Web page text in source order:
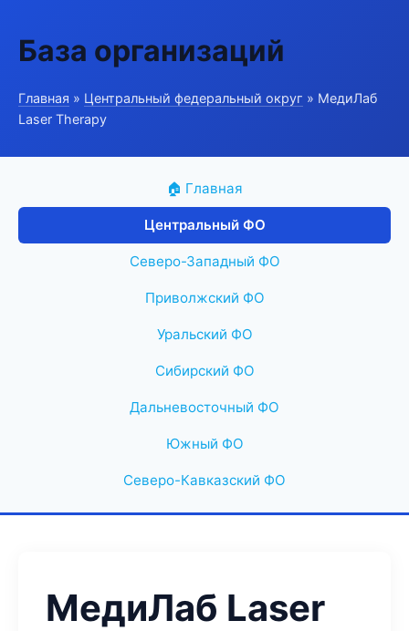
База организаций
Главная » Центральный федеральный округ » МедиЛаб
Laser Therapy
🏠 Главная
Центральный ФО
Северо-Западный ФО
Приволжский ФО
Уральский ФО
Сибирский ФО
Дальневосточный ФО
Южный ФО
Северо-Кавказский ФО
МедиЛаб Laser